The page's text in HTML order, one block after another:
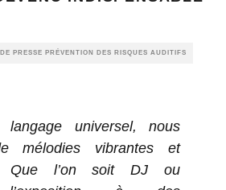
PRESSE PRÉVENTION DES RISQUES AUDITIFS
langage universel, nous
mélodies vibrantes et
Que l’on soit DJ ou